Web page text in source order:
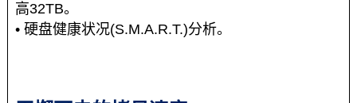
高32TB。
• 硬盘健康状况(S.M.A.R.T.)分析。